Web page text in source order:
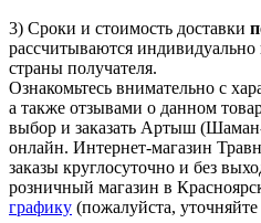
3) Сроки и стоимость доставки
рассчитываются индивидуально
страны получателя.
Ознакомьтесь внимательно с
а также отзывами о данном
выбор и заказать Артыш
онлайн. Интернет-магазин
заказы круглосуточно и без
розничный магазин в
графику (пожалуйста,